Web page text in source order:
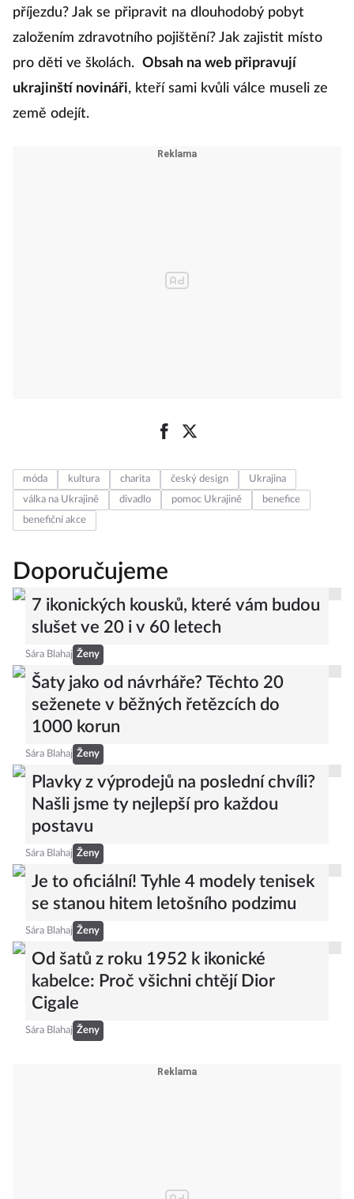
příjezdu? Jak se připravit na dlouhodobý pobyt
založením zdravotního pojištění? Jak zajistit místo
pro děti ve školách. Obsah na web připravují
ukrajinští novináři, kteří sami kvůli válce museli ze
země odejít.
móda kultura charita český design
Ukrajina
válka na Ukrajině
divadlo pomoc Ukrajině
benefice
benefiční akce
Doporučujeme
7 ikonických kousků, které vám budou
slušet ve 20 i v 60 letech
Sára Blahaj Ženy
Šaty jako od návrháře? Těchto 20
seženete v běžných řetězcích do
1000 korun
Sára Blahaj Ženy
Plavky z výprodejů na poslední chvíli?
Našli jsme ty nejlepší pro každou
postavu
Sára Blahaj Ženy
Je to oficiální! Tyhle 4 modely tenisek
se stanou hitem letošního podzimu
Sára Blahaj Ženy
Od šatů z roku 1952 k ikonické
kabelce: Proč všichni chtějí Dior
Cigale
Sára Blahaj Ženy